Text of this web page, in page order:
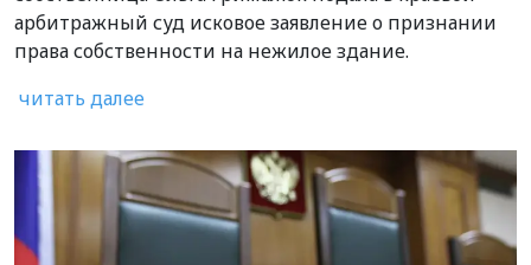
арбитражный суд исковое заявление о признании
права собственности на нежилое здание.
читать далее